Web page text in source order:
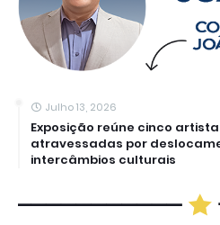
Julho 13, 2026
Exposição reúne cinco
atravessadas por
intercâmbios culturais